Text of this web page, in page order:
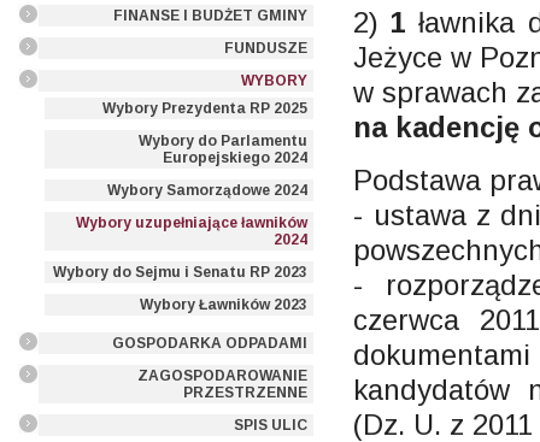
FINANSE I BUDŻET GMINY
FUNDUSZE
WYBORY
Wybory Prezydenta RP 2025
Wybory do Parlamentu
Europejskiego 2024
Wybory Samorządowe 2024
Wybory uzupełniające ławników
2024
Wybory do Sejmu i Senatu RP 2023
Wybory Ławników 2023
GOSPODARKA ODPADAMI
ZAGOSPODAROWANIE
PRZESTRZENNE
SPIS ULIC
2) 1ławnika
Jeżyce w
w sprawach
na kadencję
Podstawa
- ustawa z
-
czerwca
kandydatów
(Dz. U. z